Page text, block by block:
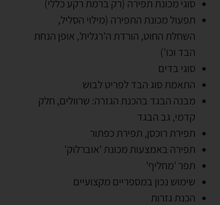
סוגי מכונת תפירה (רק ברמת רקע כללי)
תפעול מכונת התפירה (מילוי הסליל,
השחלת החוט, הורדת ה'רגלית', אופן הנחת
הבד וכו')
סוגי בדים
התאמת סוג הבד לפריט לבוש
מבנה הבגד בהכנת הגזרה: שרוולים, חלק
קדמי, גב הבגד
תפירת רוכסן, תפירת כפתור
תפירה באמצעות מכונת 'אוברלוק'
תפר 'מחליף'
שימוש נכון במספריים מקצועיים
הכנת גזרות